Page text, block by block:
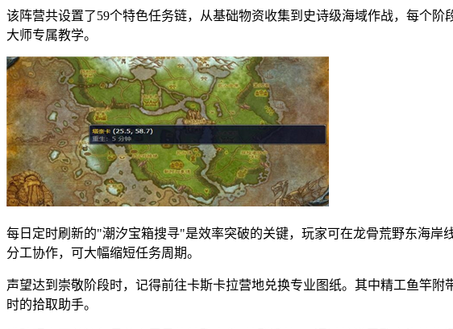
该阵营共设置了59个特色任务链，从基础物资收集到史诗级海域作战，每个
大师专属教学。
每日定时刷新的"潮汐宝箱搜寻"是效率突破的关键，玩家可在龙骨荒野东海岸
分工协作，可大幅缩短任务周期。
声望达到崇敬阶段时，记得前往卡斯卡拉营地兑换专业图纸。其中精工鱼竿
时的拾取助手。